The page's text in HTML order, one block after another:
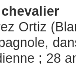
Ortiz
; 28